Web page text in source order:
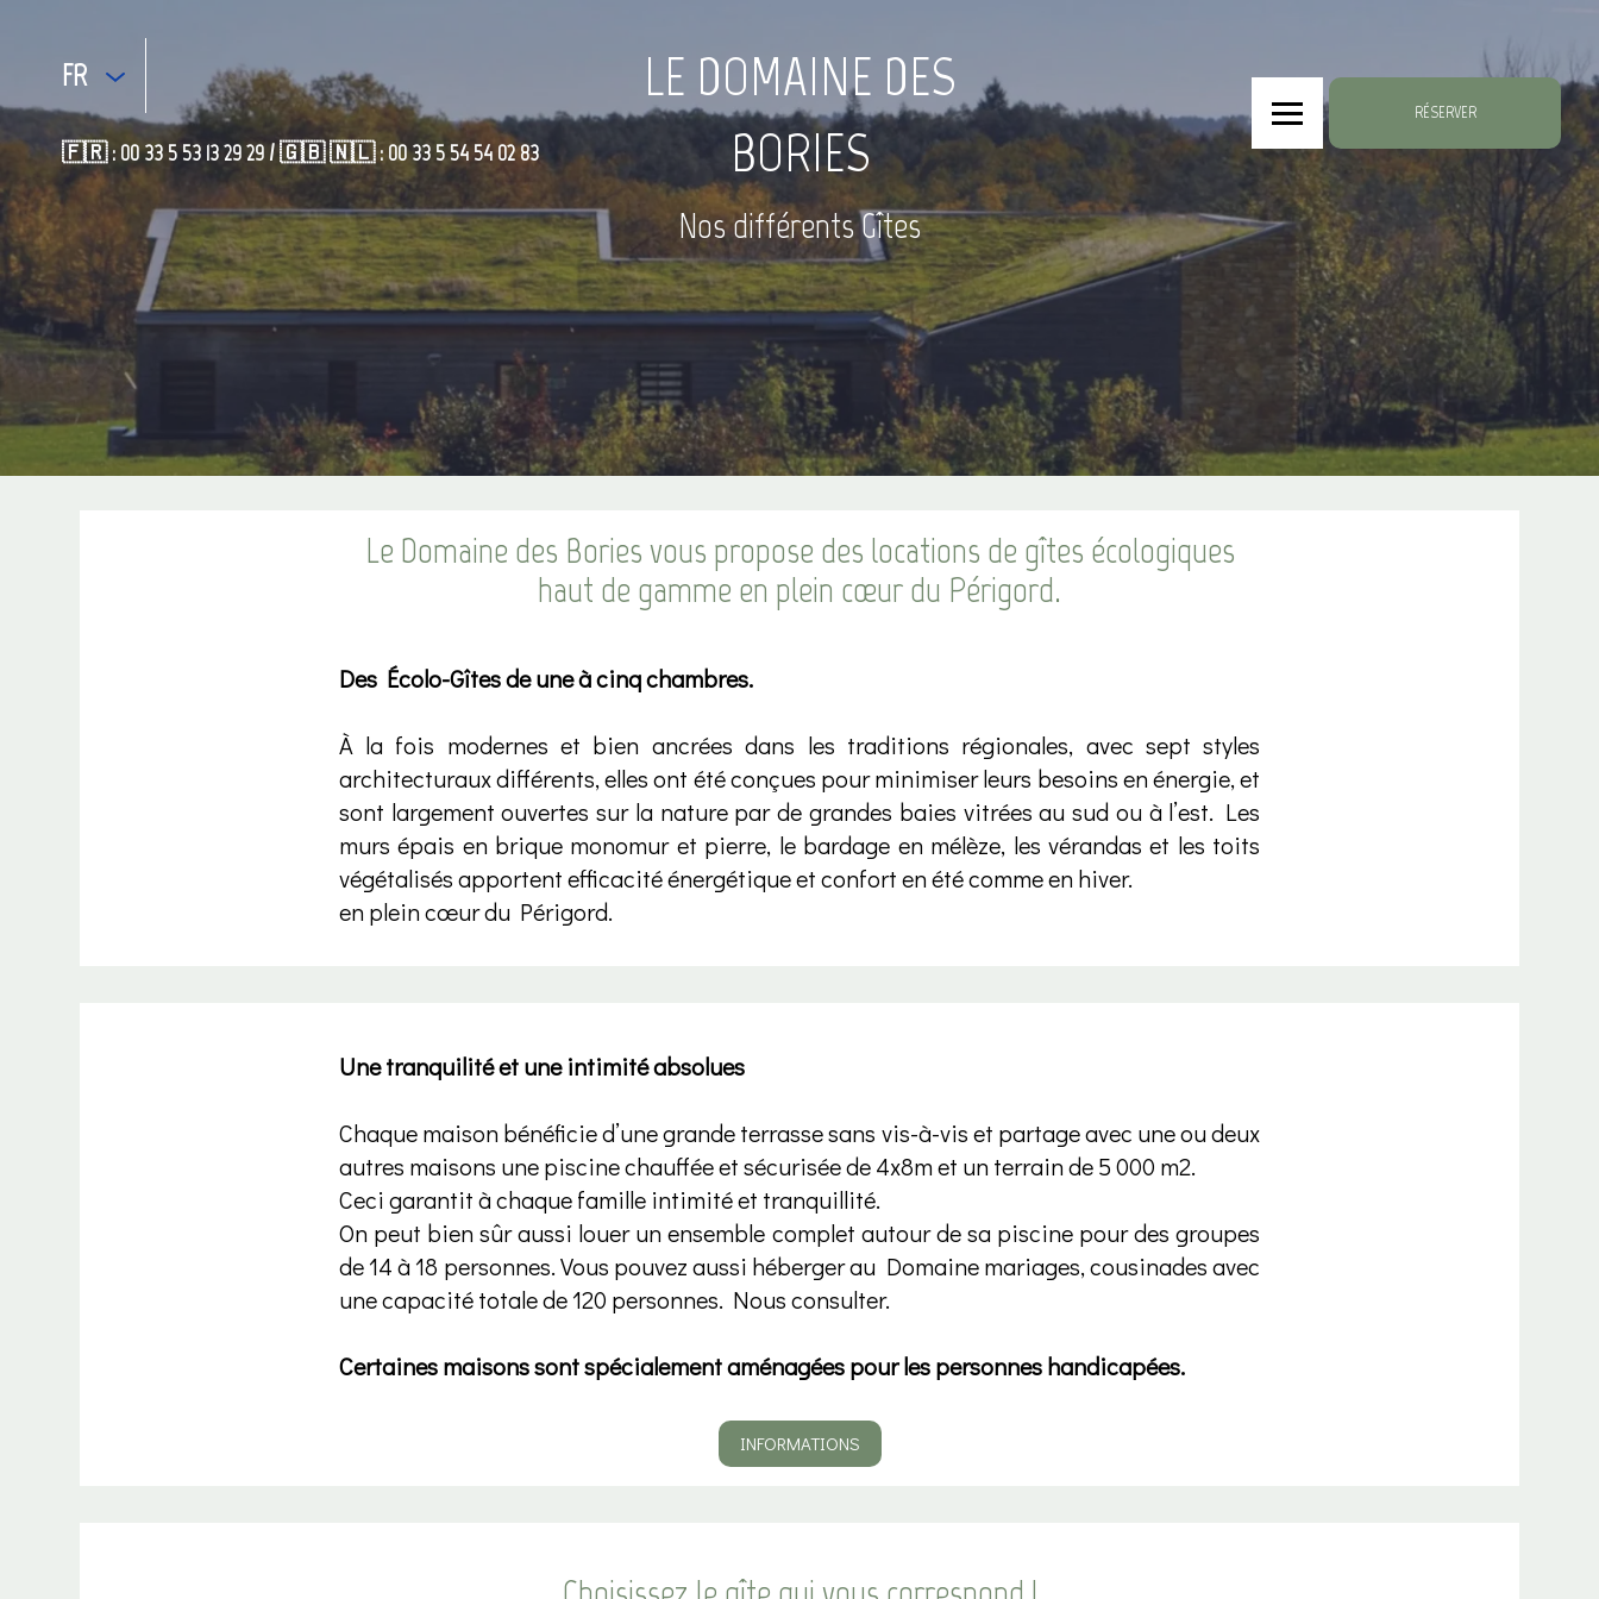
FR
🇫🇷 : 00 33 5 53 13 29 29 / 🇬🇧 🇳🇱 : 00 33 5 54 54 02 83
LE DOMAINE DES
BORIES
RÉSERVER
Nos différents Gîtes
Le Domaine des Bories vous propose des locations de gîtes écologiques
haut de gamme en plein cœur du Périgord.
Des Écolo-Gîtes de une à cinq chambres.
À la fois modernes et bien ancrées dans les traditions régionales, avec sept styles
architecturaux différents, elles ont été conçues pour minimiser leurs besoins en énergie, et
sont largement ouvertes sur la nature par de grandes baies vitrées au sud ou à l’est. Les
murs épais en brique monomur et pierre, le bardage en mélèze, les vérandas et les toits
végétalisés apportent efficacité énergétique et confort en été comme en hiver.
en plein cœur du Périgord.
Une tranquilité et une intimité absolues
Chaque maison bénéficie d’une grande terrasse sans vis-à-vis et partage avec une ou deux
autres maisons une piscine chauffée et sécurisée de 4x8m et un terrain de 5 000 m2.
Ceci garantit à chaque famille intimité et tranquillité.
On peut bien sûr aussi louer un ensemble complet autour de sa piscine pour des groupes
de 14 à 18 personnes. Vous pouvez aussi héberger au Domaine mariages, cousinades avec
une capacité totale de 120 personnes. Nous consulter.
Certaines maisons sont spécialement aménagées pour les personnes handicapées.
INFORMATIONS